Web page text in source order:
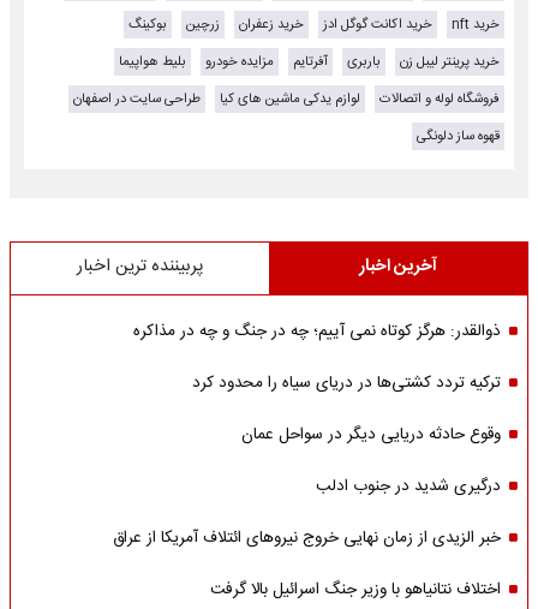
خرید nft
خرید اکانت گوگل ادز خرید زعفران زرچین
بوکینگ
خرید پرینتر لیبل زن
باربری آفرتایم مزایده خودرو
بلیط هواپیما
فروشگاه لوله و اتصالات
لوازم یدکی ماشین های کیا
طراحی سایت در اصفهان
قهوه ساز دلونگی
آخرین اخبار پربیننده ترین اخبار
ذوالقدر: هرگز کوتاه نمی آییم؛ چه در جنگ و چه در مذاکره
ترکیه تردد کشتی‌ها در دریای سیاه را محدود کرد
وقوع حادثه دریایی دیگر در سواحل عمان
درگیری شدید در جنوب ادلب
خبر الزیدی از زمان نهایی خروج نیروهای ائتلاف آمریکا از عراق
اختلاف نتانیاهو با وزیر جنگ اسرائیل بالا گرفت